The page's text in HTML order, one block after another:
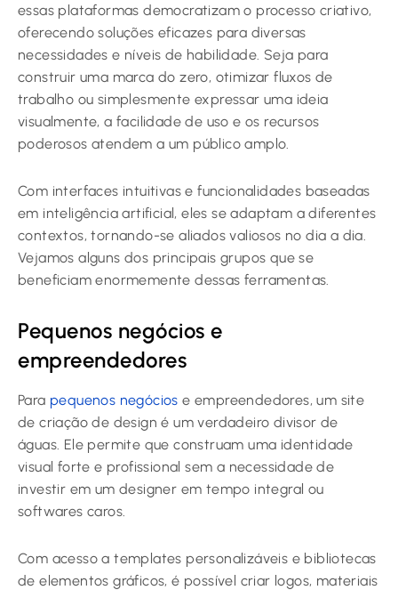
essas plataformas democratizam o processo criativo,
oferecendo soluções eficazes para diversas
necessidades e níveis de habilidade. Seja para
construir uma marca do zero, otimizar fluxos de
trabalho ou simplesmente expressar uma ideia
visualmente, a facilidade de uso e os recursos
poderosos atendem a um público amplo.
Com interfaces intuitivas e funcionalidades baseadas
em inteligência artificial, eles se adaptam a diferentes
contextos, tornando-se aliados valiosos no dia a dia.
Vejamos alguns dos principais grupos que se
beneficiam enormemente dessas ferramentas.
Pequenos negócios e
empreendedores
Para pequenos negócios e empreendedores, um site
de criação de design é um verdadeiro divisor de
águas. Ele permite que construam uma identidade
visual forte e profissional sem a necessidade de
investir em um designer em tempo integral ou
softwares caros.
Com acesso a templates personalizáveis e bibliotecas
de elementos gráficos, é possível criar logos, materiais